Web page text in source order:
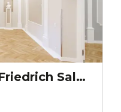
Logenhaus Berlin Friedrich Salon